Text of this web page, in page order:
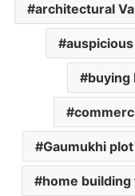
architectural
buying
Gaumukhi plot
home building